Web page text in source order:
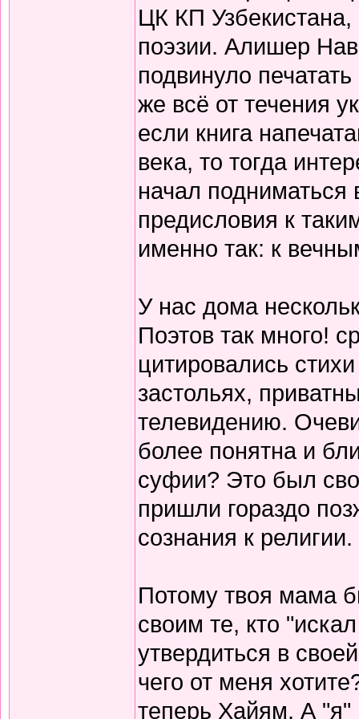
ЦК КП
поэзии. Алишер
подвинуло
же всё от течения
если книга
века, то тогда
начал
предисловия к
именно так: к
У нас дома
Поэтов так много!
цитировались
застольях,
телевидению.
более понятна и
суфии? Это был
пришли гораздо
сознания к религии.
Потому твоя мама
своим те, кто
утвердиться в
чего от меня
теперь Хайям. А "я"